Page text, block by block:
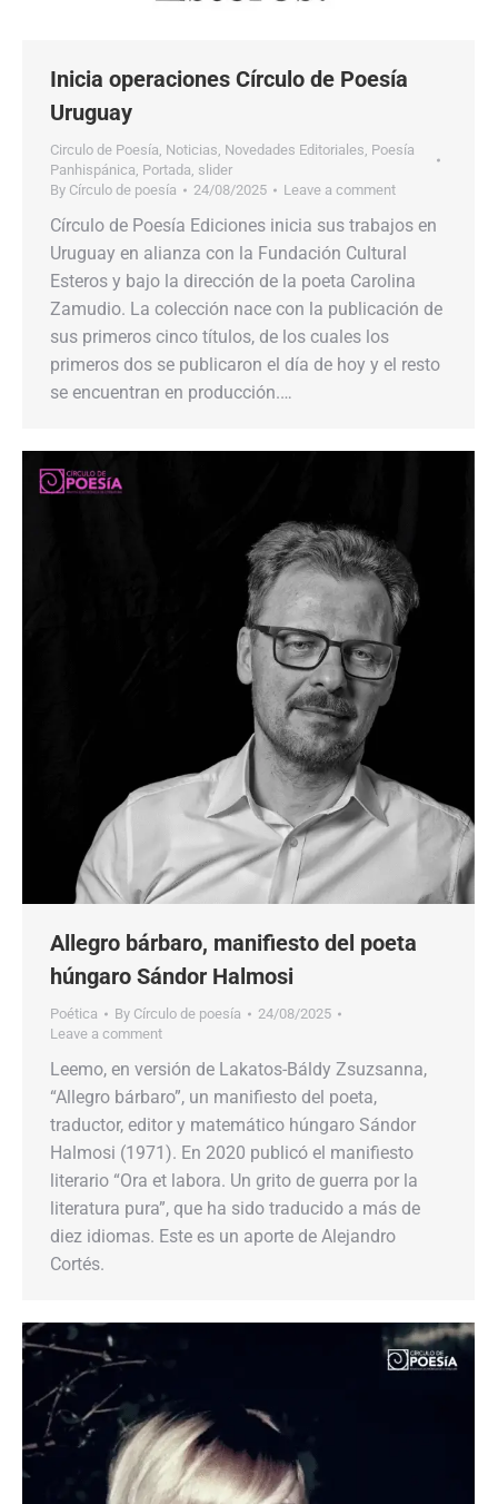
Inicia operaciones Círculo de Poesía
Uruguay
Circulo de Poesía, Noticias, Novedades Editoriales, Poesía
Panhispánica, Portada, slider
By Círculo de poesía 24/08/2025 Leave a comment
Círculo de Poesía Ediciones inicia sus trabajos en
Uruguay en alianza con la Fundación Cultural
Esteros y bajo la dirección de la poeta Carolina
Zamudio. La colección nace con la publicación de
sus primeros cinco títulos, de los cuales los
primeros dos se publicaron el día de hoy y el resto
se encuentran en producción.…
Allegro bárbaro, manifiesto del poeta
húngaro Sándor Halmosi
Poética By Círculo de poesía
24/08/2025
Leave a comment
Leemo, en versión de Lakatos-Báldy Zsuzsanna,
“Allegro bárbaro”, un manifiesto del poeta,
traductor, editor y matemático húngaro Sándor
Halmosi (1971). En 2020 publicó el manifiesto
literario “Ora et labora. Un grito de guerra por la
literatura pura”, que ha sido traducido a más de
diez idiomas. Este es un aporte de Alejandro
Cortés.